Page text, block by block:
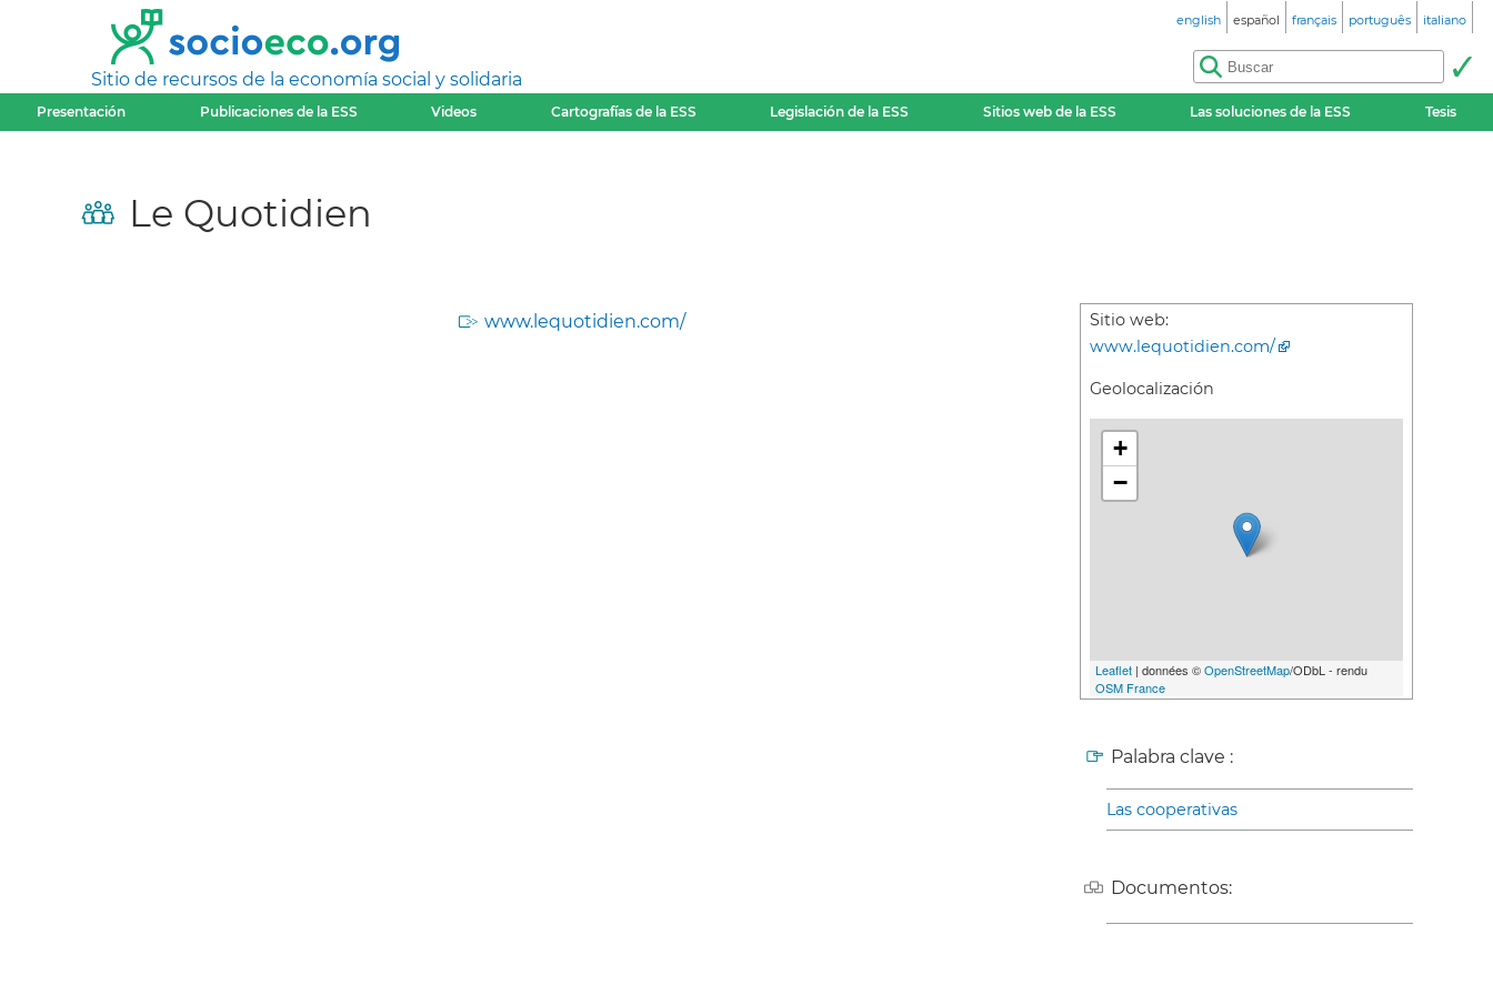
Sitio de recursos de la economía social y solidaria
english español français português italiano
Presentación Publicaciones de la ESS Videos Cartografías de la ESS Legislación de la ESS Sitios web de la ESS Las soluciones de la ESS Tesis
Le Quotidien
www.lequotidien.com/
Sitio web:
www.lequotidien.com/
Geolocalización
+
−
Leaflet | données ©OpenStreetMap/ODbL - rendu
OSM France
Palabra clave :
Las cooperativas
Documentos: